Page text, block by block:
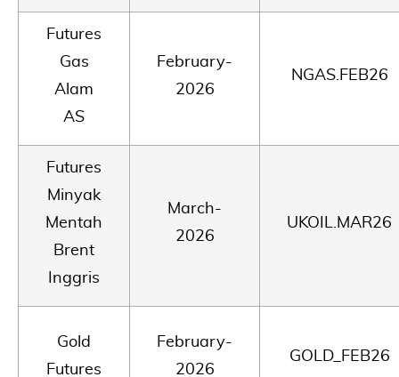
Futures
Gas
Alam
AS
February-
2026
NGAS.FEB26
Futures
Minyak
Mentah
Brent
Inggris
March-
2026
UKOIL.MAR26
Gold
Futures
February-
2026
GOLD_FEB26